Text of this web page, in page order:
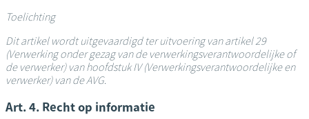
Toelichting
Dit artikel wordt uitgevaardigd ter uitvoering van artikel 29
(Verwerking onder gezag van de verwerkingsverantwoordelijke of
de verwerker) van hoofdstuk IV (Verwerkingsverantwoordelijke en
verwerker) van de AVG.
Art. 4. Recht op informatie